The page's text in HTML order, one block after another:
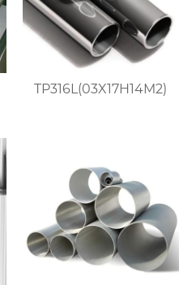
TP316L(03X17H14M2)